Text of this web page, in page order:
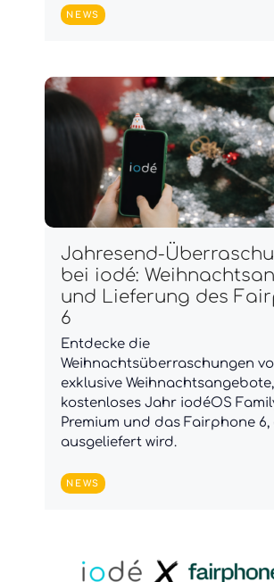
NEWS
Jahresend-
bei iodé:
und Lieferung des
6
Entdecke die
Weihnachtsüberraschungen
exklusive
kostenloses Jahr iodéOS
Premium und das Fairphone
ausgeliefert wird.
NEWS